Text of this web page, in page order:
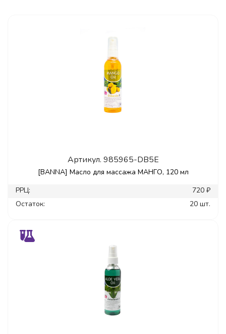
Артикул. 985965-DB5E
[BANNA] Масло для массажа МАНГО, 120 мл
РРЦ:
720 ₽
Остаток:
20 шт.